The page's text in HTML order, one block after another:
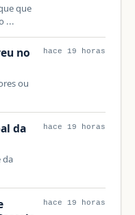
que
...
no
ou
hace 19 horas
da
da
hace 19 horas
hace 19 horas